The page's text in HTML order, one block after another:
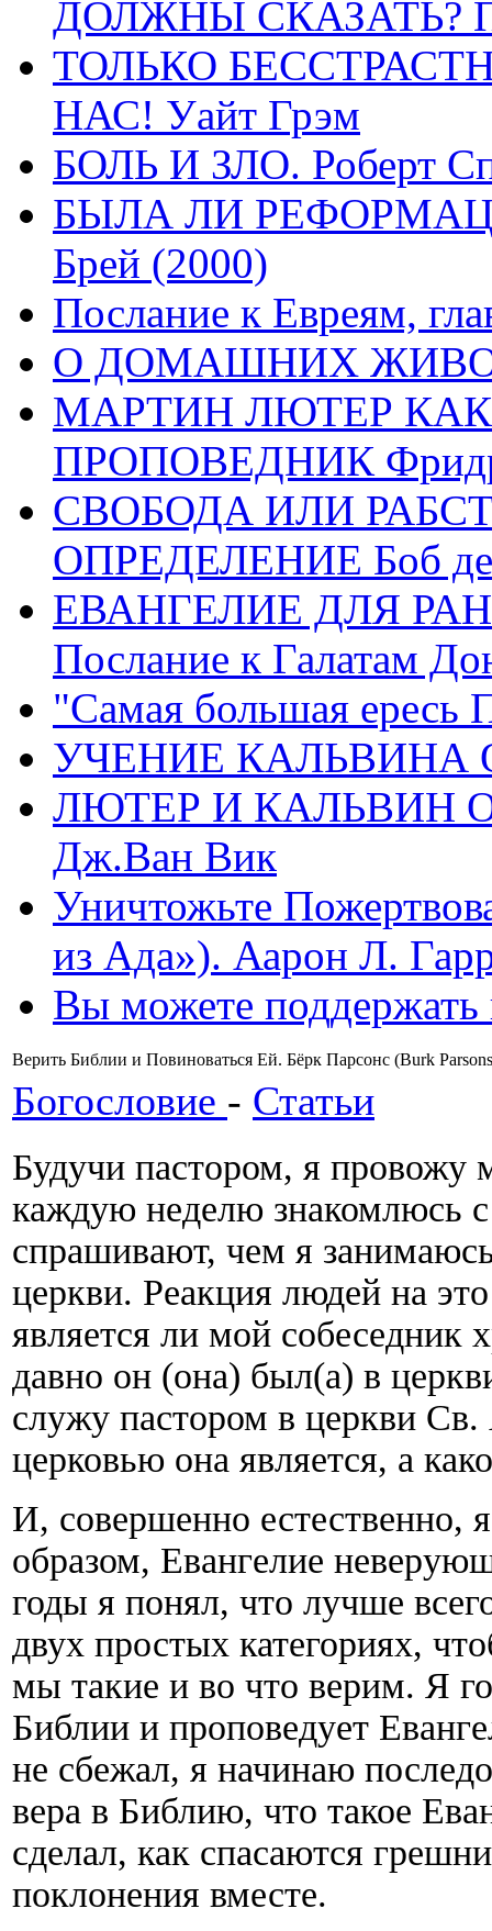
ДОЛЖНЫ СКАЗАТЬ?
ТОЛЬКО
НАС! Уайт Грэм
БОЛЬ И ЗЛО. Роберт
БЫЛА ЛИ
Брей (2000)
Послание к Евреям,
О ДОМАШНИХ
МАРТИН ЛЮТЕР
ПРОПОВЕДНИК
СВОБОДА ИЛИ
ОПРЕДЕЛЕНИЕ Боб де
ЕВАНГЕЛИЕ ДЛЯ
Послание к Галатам
"Самая большая ересь
УЧЕНИЕ КАЛЬВИНА
ЛЮТЕР И КАЛЬВИН
Дж.Ван Вик
Уничтожьте
из Ада»). Аарон Л.
Вы можете
Верить Библии и Повиноваться Ей. Бёрк Парсонс (Burk
Богословие - Статьи
Будучи пастором, я провожу
каждую неделю знакомлюсь
спрашивают, чем я
церкви. Реакция людей на
является ли мой собеседник
давно он (она) был(а) в
служу пастором в церкви
церковью она является, а
И, совершенно естественно,
образом, Евангелие
годы я понял, что лучше
двух простых категориях,
мы такие и во что верим. Я
Библии и проповедует
не сбежал, я начинаю
вера в Библию, что такое
сделал, как спасаются
поклонения вместе.